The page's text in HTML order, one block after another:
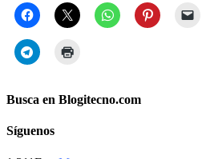
Busca en Blogitecno.com
Síguenos